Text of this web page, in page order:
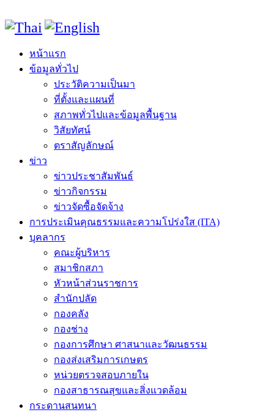
หน้าแรก
ข้อมูลทั่วไป
ประวัติความเป็นมา
ที่ตั้งและแผนที่
สภาพทั่วไปและข้อมูลพื้นฐาน
วิสัยทัศน์
ตราสัญลักษณ์
ข่าว
ข่าวประชาสัมพันธ์
ข่าวกิจกรรม
ข่าวจัดซื้อจัดจ้าง
การประเมินคุณธรรมและความโปร่งใส (ITA)
บุคลากร
คณะผู้บริหาร
สมาชิกสภา
หัวหน้าส่วนราชการ
สำนักปลัด
กองคลัง
กองช่าง
กองการศึกษา ศาสนาและวัฒนธรรม
กองส่งเสริมการเกษตร
หน่วยตรวจสอบภายใน
กองสาธารณสุขและสิ่งแวดล้อม
กระดานสนทนา